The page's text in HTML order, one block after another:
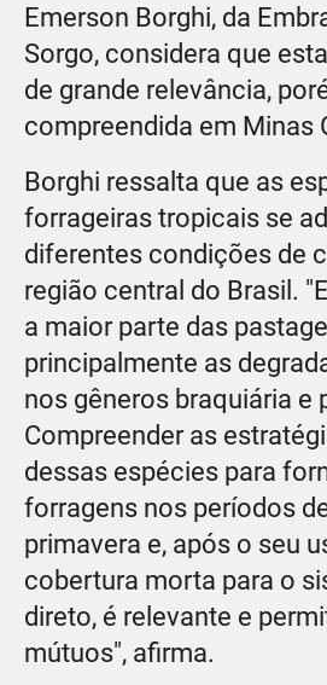
Emerson Borghi, da
Sorgo, considera que
de grande relevância,
compreendida em Minas
Borghi ressalta que as
forrageiras tropicais se
diferentes condições de
região central do Brasil.
a maior parte das
principalmente as
nos gêneros braquiária e
Compreender as
dessas espécies para
forragens nos períodos
primavera e, após o seu
cobertura morta para o
direto, é relevante e
mútuos", afirma.